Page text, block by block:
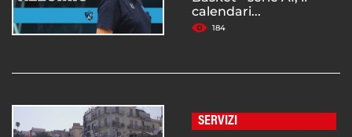
calendari...
184
SERVIZI